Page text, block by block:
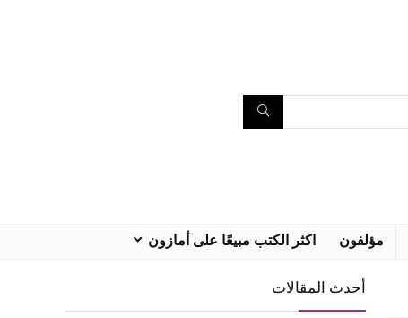
مؤلفون اكثر الكتب مبيعًا على أمازون
أحدث المقالات